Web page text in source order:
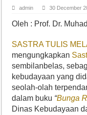
admin 30 December
Oleh : Prof. Dr.
SASTRA TULIS
mengungkapkan
sembilanbelas,
kebudayaan yang
seolah-olah
dalam buku “Bunga
Dinas Kebudayaan